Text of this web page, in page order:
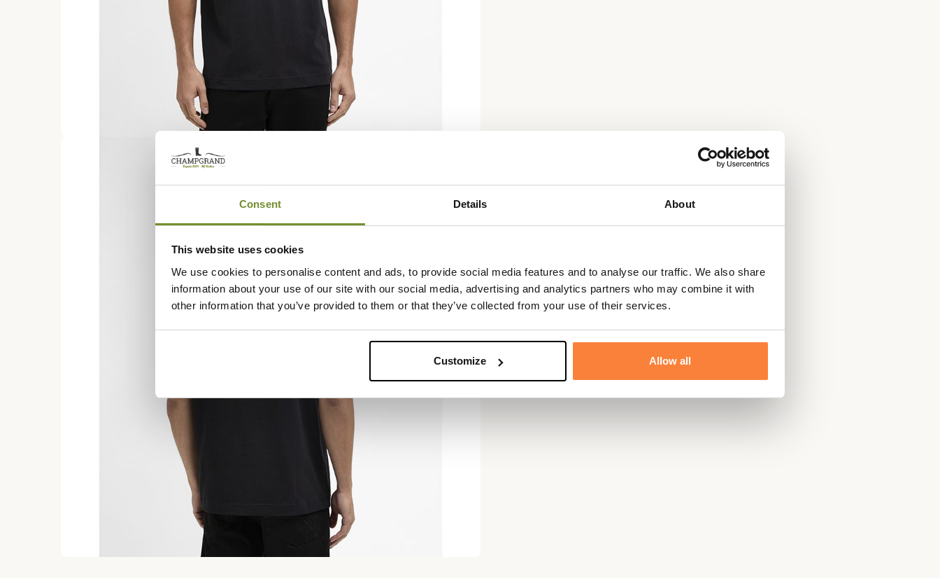
Consent Details About
This website uses cookies
We use cookies to personalise content and ads, to provide social media features and to analyse our traffic. We also share
information about your use of our site with our social media, advertising and analytics partners who may combine it with
other information that you’ve provided to them or that they’ve collected from your use of their services.
Customize Allow all